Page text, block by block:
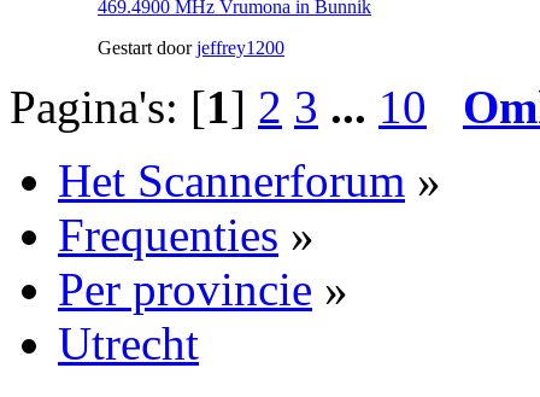
469.4900 MHz Vrumona in Bunnik
Gestart doorjeffrey1200
Pagina's: [1] 2 3 ... 10
Het Scannerforum »
Frequenties »
Per provincie »
Utrecht